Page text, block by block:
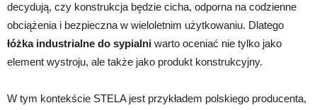
decydują, czy konstrukcja będzie cicha, odporna na codzienne
obciążenia i bezpieczna w wieloletnim użytkowaniu. Dlatego
łóżka industrialne do sypialni warto oceniać nie tylko jako
element wystroju, ale także jako produkt konstrukcyjny.
W tym kontekście STELA jest przykładem polskiego producenta,